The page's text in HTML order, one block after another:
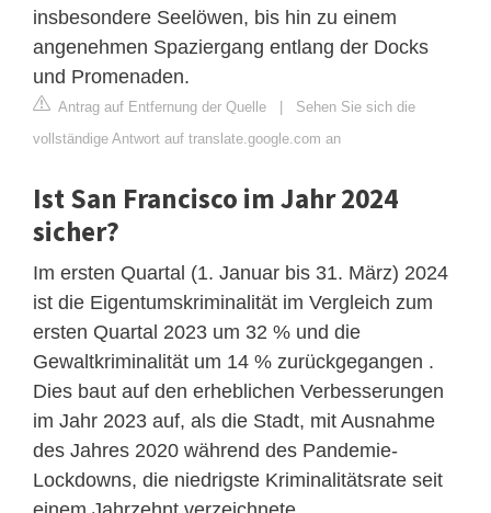
insbesondere Seelöwen, bis hin zu einem
angenehmen Spaziergang entlang der Docks
und Promenaden.
Antrag auf Entfernung der Quelle | Sehen Sie sich die
vollständige Antwort auf translate.google.com an
Ist San Francisco im Jahr 2024
sicher?
Im ersten Quartal (1. Januar bis 31. März) 2024
ist die Eigentumskriminalität im Vergleich zum
ersten Quartal 2023 um 32 % und die
Gewaltkriminalität um 14 % zurückgegangen .
Dies baut auf den erheblichen Verbesserungen
im Jahr 2023 auf, als die Stadt, mit Ausnahme
des Jahres 2020 während des Pandemie-
Lockdowns, die niedrigste Kriminalitätsrate seit